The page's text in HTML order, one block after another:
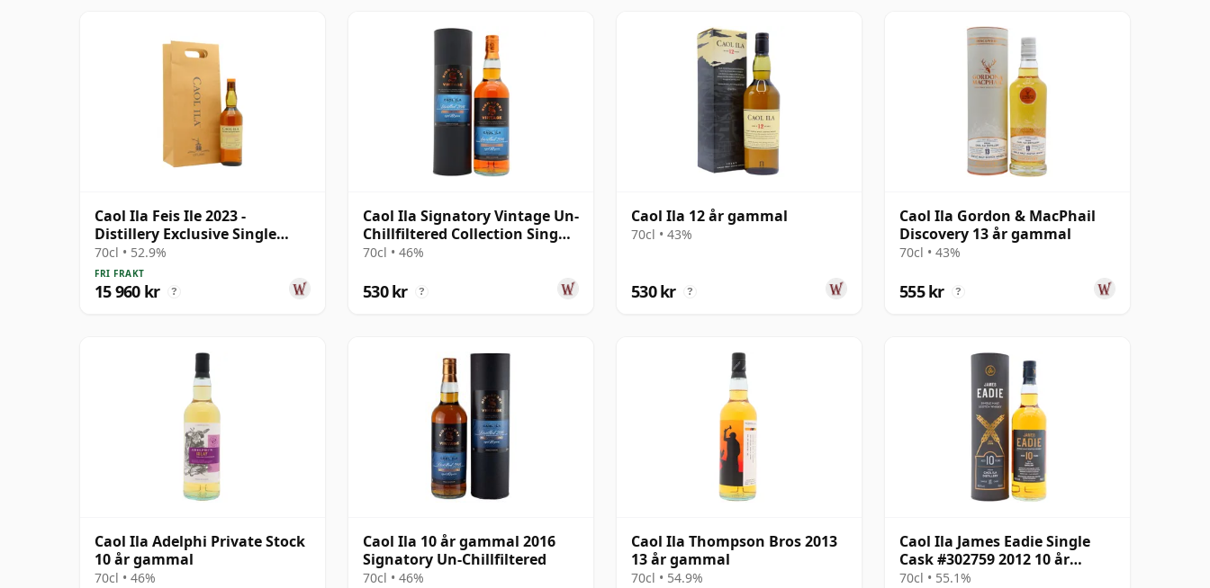
Caol Ila Feis Ile 2023 -
Distillery Exclusive Single
Cask # 20 år gammal
70cl • 52.9%
FRI FRAKT
15 960 kr ?
Caol Ila Signatory Vintage Un-
Chillfiltered Collection Sing
2016 10 år gammal
70cl • 46%
530 kr ?
Caol Ila 12 år gammal
70cl • 43%
530 kr ?
Caol Ila Gordon & MacPhail
Discovery 13 år gammal
70cl • 43%
555 kr ?
Caol Ila Adelphi Private Stock
10 år gammal
70cl • 46%
Caol Ila 10 år gammal 2016
Signatory Un-Chillfiltered
70cl • 46%
Caol Ila Thompson Bros 2013
13 år gammal
70cl • 54.9%
Caol Ila James Eadie Single
Cask #302759 2012 10 år
gammal
70cl • 55.1%